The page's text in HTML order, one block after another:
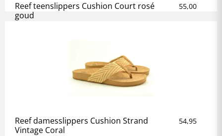
Reef teenslippers Cushion Court rosé
goud
55,00
Reef damesslippers Cushion Strand
Vintage Coral
54,95